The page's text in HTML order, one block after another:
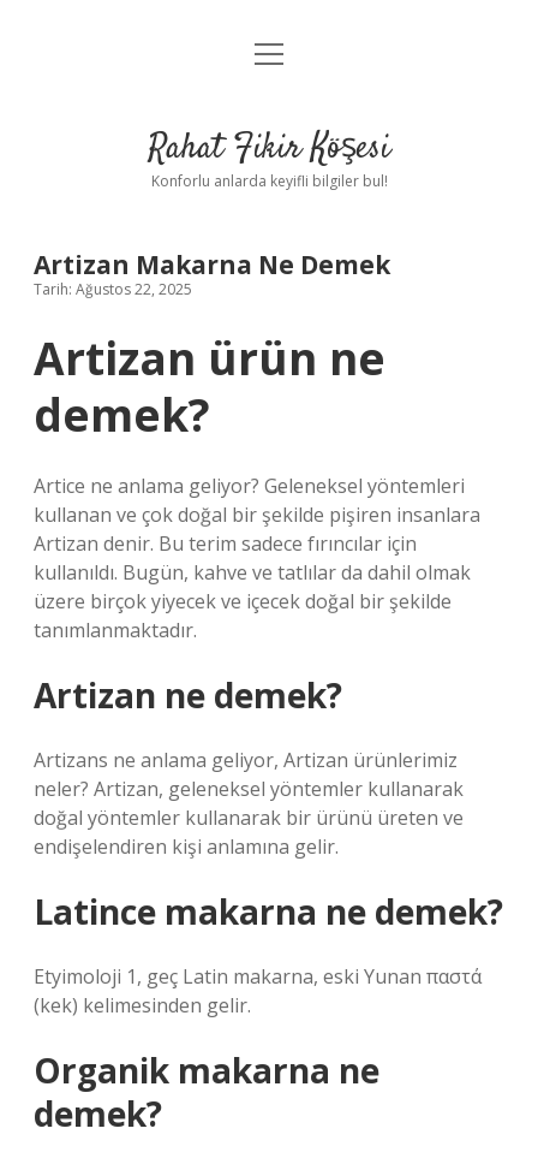
Anasayfa
Yasal Uyarı
menüyü
Rahat Fikir Köşesi
Konforlu anlarda keyifli bilgiler bul!
Artizan Makarna Ne Demek
Tarih: Ağustos 22, 2025
Artizan ürün ne
demek?
Artice ne anlama geliyor? Geleneksel yöntemleri
kullanan ve çok doğal bir şekilde pişiren insanlara
Artizan denir. Bu terim sadece fırıncılar için
kullanıldı. Bugün, kahve ve tatlılar da dahil olmak
üzere birçok yiyecek ve içecek doğal bir şekilde
tanımlanmaktadır.
Artizan ne demek?
Artizans ne anlama geliyor, Artizan ürünlerimiz
neler? Artizan, geleneksel yöntemler kullanarak
doğal yöntemler kullanarak bir ürünü üreten ve
endişelendiren kişi anlamına gelir.
Latince makarna ne demek?
Etyimoloji 1, geç Latin makarna, eski Yunan παστά
(kek) kelimesinden gelir.
Organik makarna ne
demek?